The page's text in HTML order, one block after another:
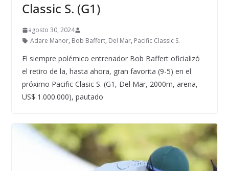
Classic S. (G1)
agosto 30, 2024
Adare Manor, Bob Baffert, Del Mar, Pacific Classic S.
El siempre polémico entrenador Bob Baffert oficializó
el retiro de la, hasta ahora, gran favorita (9-5) en el
próximo Pacific Clasic S. (G1, Del Mar, 2000m, arena,
US$ 1.000.000), pautado